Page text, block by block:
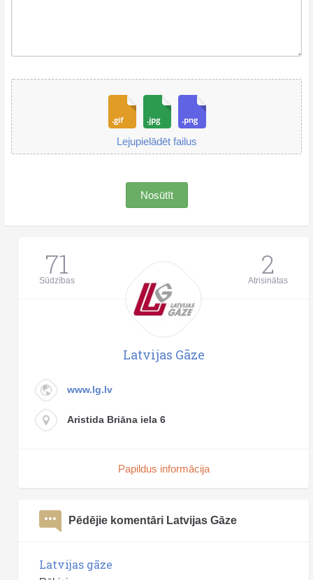
Lejupielādēt failus
Nosūtīt
71
Sūdzības 2
Atrisinātas
Latvijas Gāze
www.lg.lv
Aristida Briāna iela 6
Papildus informācija
Pēdējie komentāri Latvijas Gāze
Latvijas gāze